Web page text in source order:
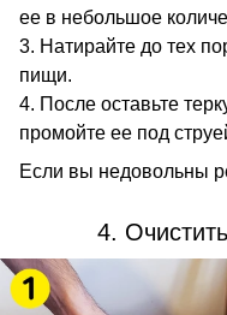
ее в небольшое
Натирайте до тех
пищи.
После оставьте
промойте ее под
Если вы недовольны
4.